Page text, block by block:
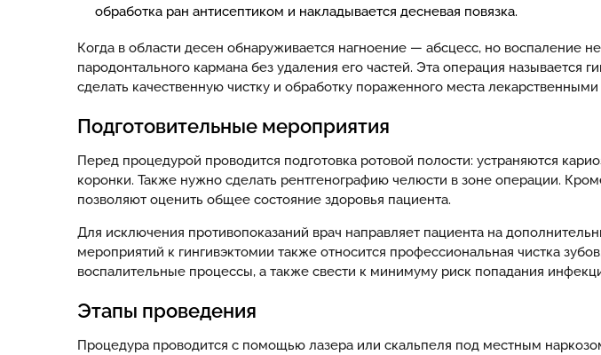
обработка ран антисептиком и накладывается десневая повязка.
Когда в области десен обнаруживается нагноение — абсцесс, но воспаление
пародонтального кармана без удаления его частей. Эта операция называется
сделать качественную чистку и обработку пораженного места
Подготовительные мероприятия
Перед процедурой проводится подготовка ротовой полости: устраняются
коронки. Также нужно сделать рентгенографию челюсти в зоне операции.
позволяют оценить общее состояние здоровья пациента.
Для исключения противопоказаний врач направляет пациента на
мероприятий к гингивэктомии также относится профессиональная чистка
воспалительные процессы, а также свести к минимуму риск попадания
Этапы проведения
Процедура проводится с помощью лазера или скальпеля под местным